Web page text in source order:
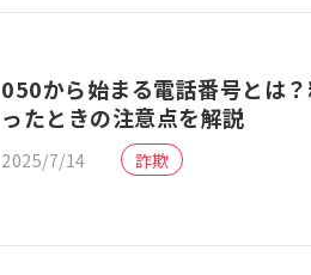
050から始まる電話番号とは
ったときの注意点を解説
2025/7/14 詐欺